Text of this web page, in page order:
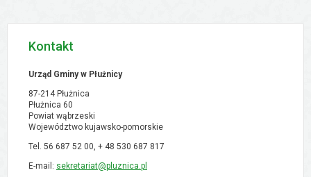
Kontakt
Urząd Gminy w Płużnicy
87-214 Płużnica
Płużnica 60
Powiat wąbrzeski
Województwo kujawsko-pomorskie
Tel. 56 687 52 00, + 48 530 687 817
E-mail: sekretariat@pluznica.pl